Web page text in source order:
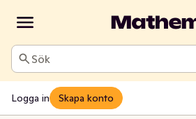
Sök
Logga in Skapa konto